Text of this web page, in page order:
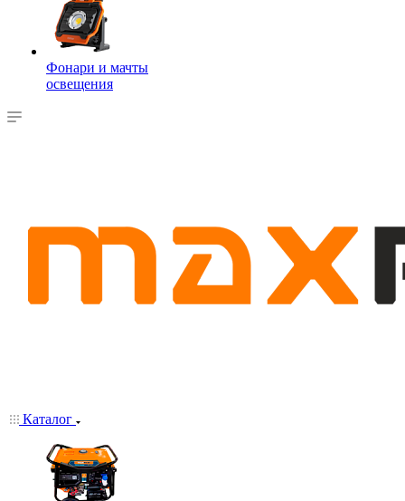
Фонари и мачты
освещения
Каталог